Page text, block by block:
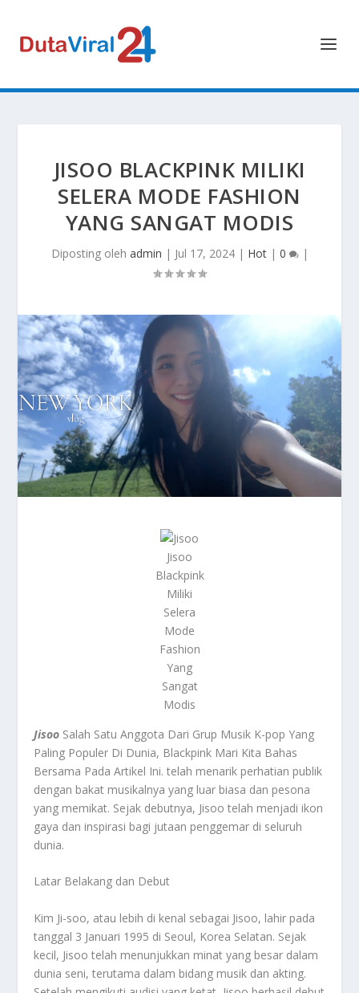
JISOO BLACKPINK MILIKI
SELERA MODE FASHION
YANG SANGAT MODIS
Diposting oleh admin | Jul 17, 2024| Hot| 0 |
Jisoo
Blackpink
Miliki
Selera
Mode
Fashion
Yang
Sangat
Modis
Jisoo Salah Satu Anggota Dari Grup Musik K-pop Yang
Paling Populer Di Dunia, Blackpink Mari Kita Bahas
Bersama Pada Artikel Ini. telah menarik perhatian publik
dengan bakat musikalnya yang luar biasa dan pesona
yang memikat. Sejak debutnya, Jisoo telah menjadi ikon
gaya dan inspirasi bagi jutaan penggemar di seluruh
dunia.
Latar Belakang dan Debut
Kim Ji-soo, atau lebih di kenal sebagai Jisoo, lahir pada
tanggal 3 Januari 1995 di Seoul, Korea Selatan. Sejak
kecil, Jisoo telah menunjukkan minat yang besar dalam
dunia seni, terutama dalam bidang musik dan akting.